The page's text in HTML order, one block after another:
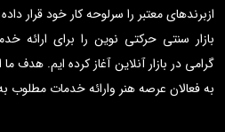
ازبرندهای معتبر را سرلوحه کار خود قرار
بازار سنتی حرکتی نوین را برای ارائه
گرامی در بازار آنلاین آغاز کرده ایم.
به فعالان عرصه هنر وارائه خدمات